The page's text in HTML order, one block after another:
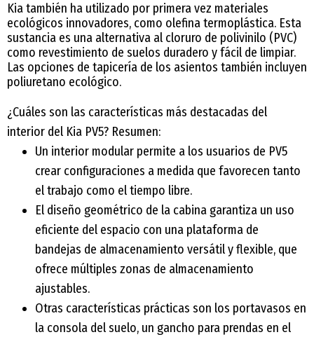
Kia también ha utilizado por primera vez materiales
ecológicos innovadores, como olefina termoplástica. Esta
sustancia es una alternativa al cloruro de polivinilo (PVC)
como revestimiento de suelos duradero y fácil de limpiar.
Las opciones de tapicería de los asientos también incluyen
poliuretano ecológico.
¿Cuáles son las características más destacadas del
interior del Kia PV5? Resumen:
Un interior modular permite a los usuarios de PV5
crear configuraciones a medida que favorecen tanto
el trabajo como el tiempo libre.
El diseño geométrico de la cabina garantiza un uso
eficiente del espacio con una plataforma de
bandejas de almacenamiento versátil y flexible, que
ofrece múltiples zonas de almacenamiento
ajustables.
Otras características prácticas son los portavasos en
la consola del suelo, un gancho para prendas en el